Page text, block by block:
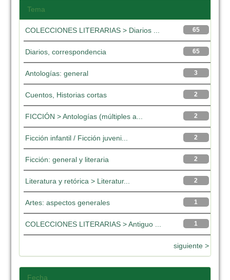
Tema
65
COLECCIONES LITERARIAS > Diarios ...
65
Diarios, correspondencia
3
Antologías: general
2
Cuentos, Historias cortas
2
FICCIÓN > Antologías (múltiples a...
2
Ficción infantil / Ficción juveni...
2
Ficción: general y literaria
2
Literatura y retórica > Literatur...
1
Artes: aspectos generales
1
COLECCIONES LITERARIAS > Antiguo ...
siguiente >
Fecha